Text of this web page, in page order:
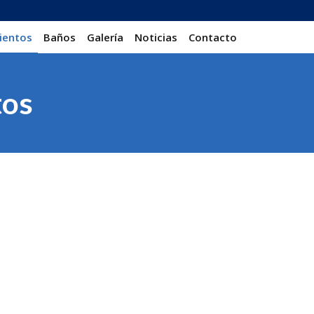
Baños Galería Noticias Contacto